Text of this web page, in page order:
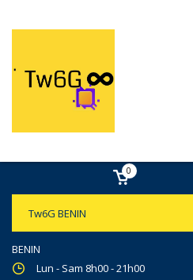
Tw6G BENIN
BENIN
Lun - Sam 8h00 - 21h00
0